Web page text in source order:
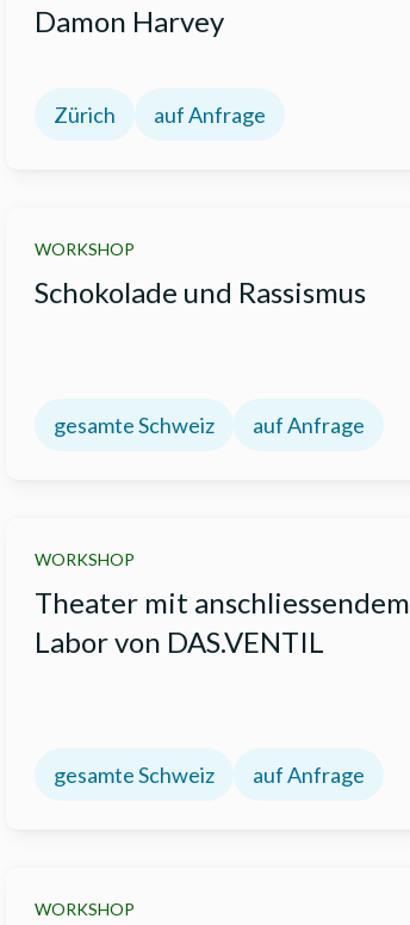
Damon Harvey
Zürich auf Anfrage
WORKSHOP
Schokolade und Rassismus
gesamte Schweiz auf Anfrage
WORKSHOP
Theater mit anschliessendem
Labor von DAS.VENTIL
gesamte Schweiz auf Anfrage
WORKSHOP